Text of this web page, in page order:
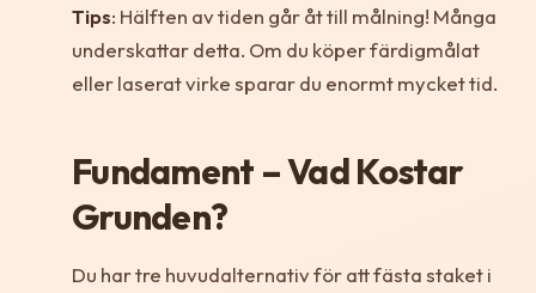
Tips: Hälften av tiden går åt till målning! Många
underskattar detta. Om du köper färdigmålat
eller laserat virke sparar du enormt mycket tid.
Fundament – Vad Kostar
Grunden?
Du har tre huvudalternativ för att fästa staket i